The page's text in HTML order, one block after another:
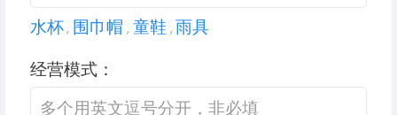
水杯,围巾帽,童鞋,雨具
经营模式：